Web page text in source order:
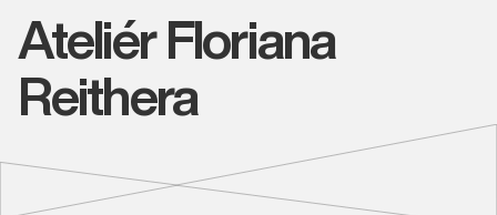
Ateliér Floriana
Reithera